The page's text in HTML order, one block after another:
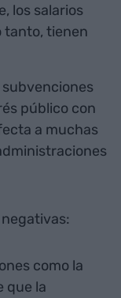
los salarios
tanto, tienen
público con
a muchas
como la
que la